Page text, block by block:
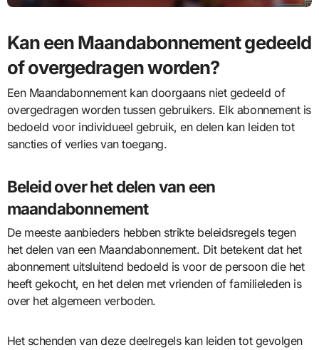
Kan een Maandabonnement gedeeld
of overgedragen worden?
Een Maandabonnement kan doorgaans niet gedeeld of
overgedragen worden tussen gebruikers. Elk abonnement is
bedoeld voor individueel gebruik, en delen kan leiden tot
sancties of verlies van toegang.
Beleid over het delen van een
maandabonnement
De meeste aanbieders hebben strikte beleidsregels tegen
het delen van een Maandabonnement. Dit betekent dat het
abonnement uitsluitend bedoeld is voor de persoon die het
heeft gekocht, en het delen met vrienden of familieleden is
over het algemeen verboden.
Het schenden van deze deelregels kan leiden tot gevolgen